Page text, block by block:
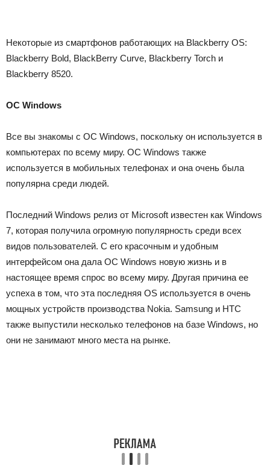
Некоторые из смартфонов работающих на Blackberry OS:
Blackberry Bold, BlackBerry Curve, Blackberry Torch и
Blackberry 8520.
ОС Windows
Все вы знакомы с ОС Windows, поскольку он используется в
компьютерах по всему миру. ОС Windows также
используется в мобильных телефонах и она очень была
популярна среди людей.
Последний Windows релиз от Microsoft известен как Windows
7, которая получила огромную популярность среди всех
видов пользователей. С его красочным и удобным
интерфейсом она дала ОС Windows новую жизнь и в
настоящее время спрос во всему миру. Другая причина ее
успеха в том, что эта последняя OS используется в очень
мощных устройств производства Nokia. Samsung и HTC
также выпустили несколько телефонов на базе Windows, но
они не занимают много места на рынке.